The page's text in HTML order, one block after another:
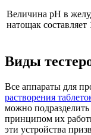
Величина pH в
натощак составляет
Виды
Все аппараты для
растворения
можно
принципом их
эти устройства